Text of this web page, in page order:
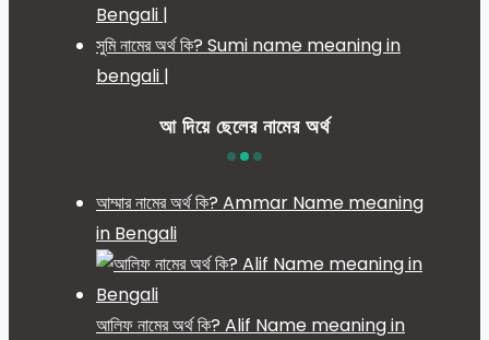
Bengali |
সুমি নামের অর্থ কি? Sumi name meaning in
bengali |
আ দিয়ে ছেলের নামের অর্থ
আম্মার নামের অর্থ কি? Ammar Name meaning
in Bengali
আলিফ নামের অর্থ কি? Alif Name meaning in